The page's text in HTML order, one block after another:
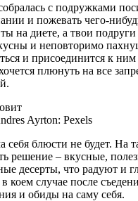
с подружками
и пожевать чего-
ты на диете, а твои
и неповторимо
и присоединится к
плюнуть на все
Ayrton: Pexels
себя блюсти не будет. На
решение – вкусные,
десерты, что радуют и
коем случае после
и обиды на саму себя.